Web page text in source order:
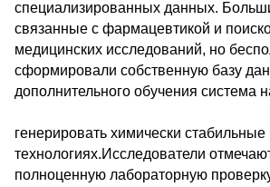
специализированных данных.
связанные с фармацевтикой и
медицинских исследований, но
сформировали собственную базу
дополнительного обучения система
генерировать химически
технологиях.Исследователи
полноценную лабораторную